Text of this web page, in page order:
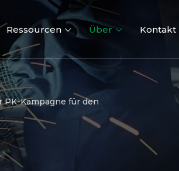
Zaun Tore
Ressourcen Über Kontakt
PK-Kampagne für den